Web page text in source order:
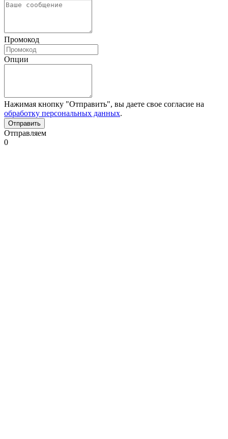
Промокод
Опции
Нажимая кнопку "Отправить", вы даете свое согласие на
обработку персональных данных.
Отправляем
0